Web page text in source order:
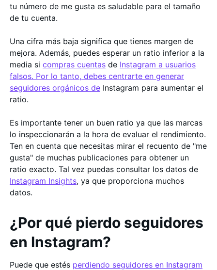
tu número de me gusta es saludable para el tamaño
de tu cuenta.
Una cifra más baja significa que tienes margen de
mejora. Además, puedes esperar un ratio inferior a la
media si compras cuentas de Instagram a usuarios
falsos. Por lo tanto, debes centrarte en generar
seguidores orgánicos de Instagram para aumentar el
ratio.
Es importante tener un buen ratio ya que las marcas
lo inspeccionarán a la hora de evaluar el rendimiento.
Ten en cuenta que necesitas mirar el recuento de "me
gusta" de muchas publicaciones para obtener un
ratio exacto. Tal vez puedas consultar los datos de
Instagram Insights, ya que proporciona muchos
datos.
¿Por qué pierdo seguidores
en Instagram?
Puede que estés perdiendo seguidores en Instagram